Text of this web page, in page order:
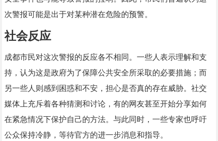
次警报可能是出于对某种潜在危险的预警。
社会反应
成都市民对这次警报的反应各不相同。一些人表示理解和支
持，认为这是政府为了保障公共安全所采取的必要措施；而
另一些人则感到困惑和不安，担心是否真的存在威胁。社交
媒体上充斥着各种猜测和讨论，有的网友甚至开始分享如何
在紧急情况下保护自己的方法。与此同时，一些专家也呼吁
公众保持冷静，等待官方的进一步消息和指导。